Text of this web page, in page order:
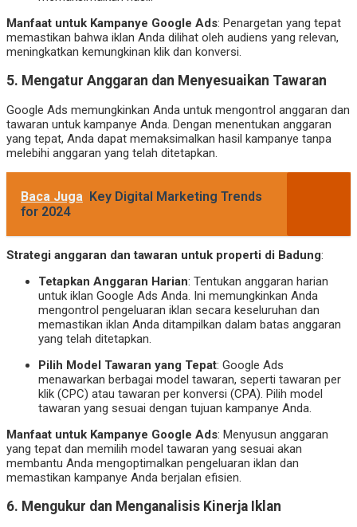
Manfaat untuk Kampanye Google Ads: Penargetan yang tepat
memastikan bahwa iklan Anda dilihat oleh audiens yang relevan,
meningkatkan kemungkinan klik dan konversi.
5. Mengatur Anggaran dan Menyesuaikan Tawaran
Google Ads memungkinkan Anda untuk mengontrol anggaran dan
tawaran untuk kampanye Anda. Dengan menentukan anggaran
yang tepat, Anda dapat memaksimalkan hasil kampanye tanpa
melebihi anggaran yang telah ditetapkan.
Baca Juga Key Digital Marketing Trends
for 2024
Strategi anggaran dan tawaran untuk properti di Badung:
Tetapkan Anggaran Harian: Tentukan anggaran harian
untuk iklan Google Ads Anda. Ini memungkinkan Anda
mengontrol pengeluaran iklan secara keseluruhan dan
memastikan iklan Anda ditampilkan dalam batas anggaran
yang telah ditetapkan.
Pilih Model Tawaran yang Tepat: Google Ads
menawarkan berbagai model tawaran, seperti tawaran per
klik (CPC) atau tawaran per konversi (CPA). Pilih model
tawaran yang sesuai dengan tujuan kampanye Anda.
Manfaat untuk Kampanye Google Ads: Menyusun anggaran
yang tepat dan memilih model tawaran yang sesuai akan
membantu Anda mengoptimalkan pengeluaran iklan dan
memastikan kampanye Anda berjalan efisien.
6. Mengukur dan Menganalisis Kinerja Iklan